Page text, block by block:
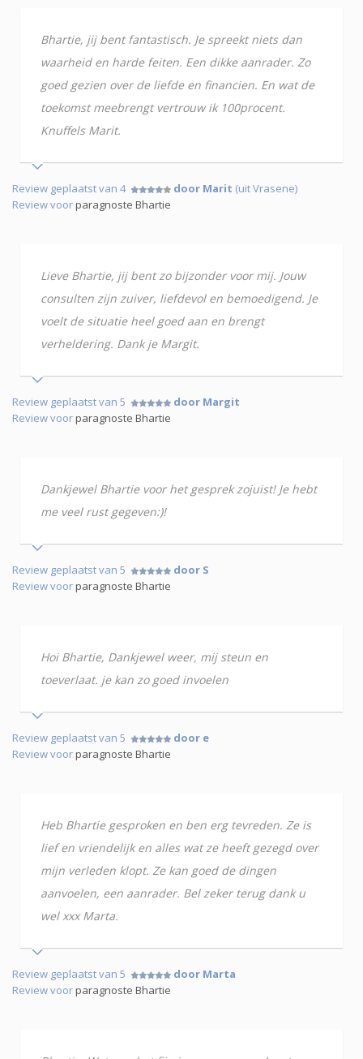
Bhartie, jij bent fantastisch. Je spreekt niets dan
waarheid en harde feiten. Een dikke aanrader. Zo
goed gezien over de liefde en financien. En wat de
toekomst meebrengt vertrouw ik 100procent.
Knuffels Marit.
Review geplaatst van 4 door Marit (uit Vrasene)
Review voorparagnoste Bhartie
Lieve Bhartie, jij bent zo bijzonder voor mij. Jouw
consulten zijn zuiver, liefdevol en bemoedigend. Je
voelt de situatie heel goed aan en brengt
verheldering. Dank je Margit.
Review geplaatst van 5
door Margit
Review voorparagnoste Bhartie
Dankjewel Bhartie voor het gesprek zojuist! Je hebt
me veel rust gegeven:)!
Review geplaatst van 5
door S
Review voorparagnoste Bhartie
Hoi Bhartie, Dankjewel weer, mij steun en
toeverlaat. je kan zo goed invoelen
Review geplaatst van 5
door e
Review voorparagnoste Bhartie
Heb Bhartie gesproken en ben erg tevreden. Ze is
lief en vriendelijk en alles wat ze heeft gezegd over
mijn verleden klopt. Ze kan goed de dingen
aanvoelen, een aanrader. Bel zeker terug dank u
wel xxx Marta.
Review geplaatst van 5
door Marta
Review voorparagnoste Bhartie